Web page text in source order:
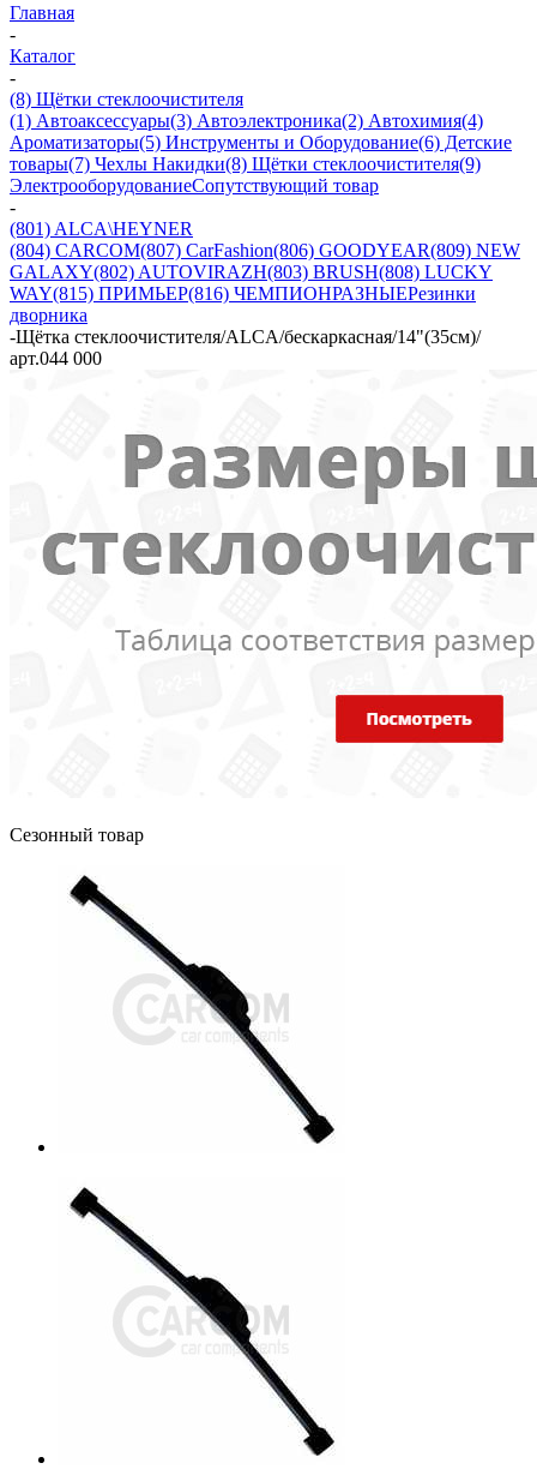
Главная
-
Каталог
-
(8) Щётки стеклоочистителя
(1) Автоаксессуары(3) Автоэлектроника(2) Автохимия(4)
Ароматизаторы(5) Инструменты и Оборудование(6) Детские
товары(7) Чехлы Накидки(8) Щётки стеклоочистителя(9)
ЭлектрооборудованиеСопутствующий товар
-
(801) ALCA\HEYNER
(804) CARCOM(807) CarFashion(806) GOODYEAR(809) NEW
GALAXY(802) AUTOVIRAZH(803) BRUSH(808) LUCKY
WAY(815) ПРИМЬЕР(816) ЧЕМПИОНРАЗНЫЕРезинки
дворника
-Щётка стеклоочистителя/ALCA/бескаркасная/14"(35см)/
арт.044 000
Сезонный товар